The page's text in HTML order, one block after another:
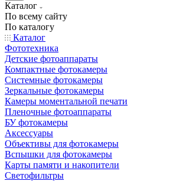
Каталог
По всему сайту
По каталогу
Каталог
Фототехника
Детские фотоаппараты
Компактные фотокамеры
Системные фотокамеры
Зеркальные фотокамеры
Камеры моментальной печати
Пленочные фотоаппараты
БУ фотокамеры
Аксессуары
Объективы для фотокамеры
Вспышки для фотокамеры
Карты памяти и накопители
Светофильтры